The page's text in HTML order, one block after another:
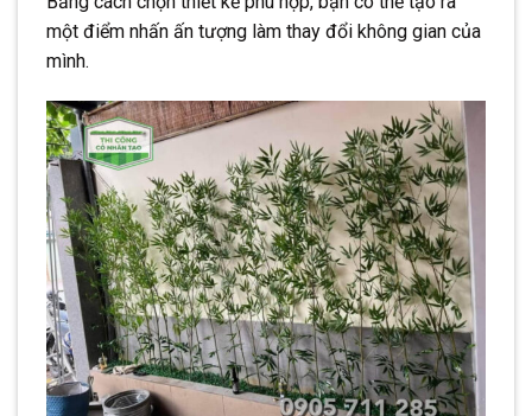
một điểm nhấn ấn tượng làm thay đổi không gian của
mình.